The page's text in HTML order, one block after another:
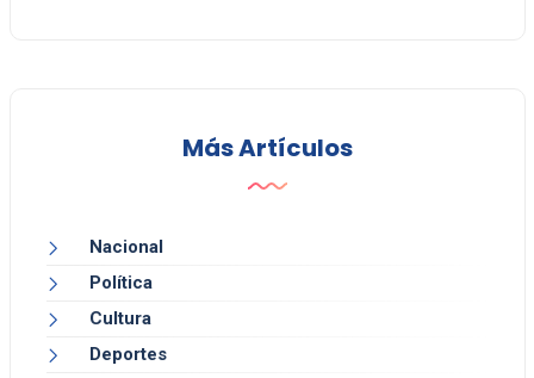
Más Artículos
Nacional
Política
Cultura
Deportes